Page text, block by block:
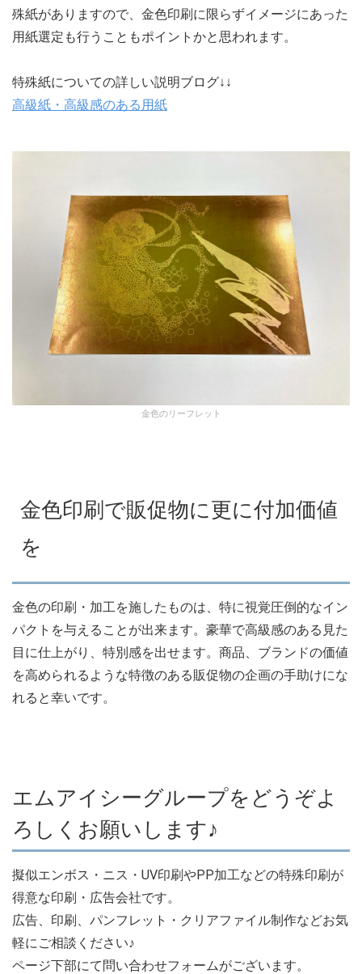
殊紙がありますので、金色印刷に限らずイメージにあった
用紙選定も行うこともポイントかと思われます。
特殊紙についての詳しい説明ブログ↓↓
高級紙・高級感のある用紙
金色のリーフレット
金色印刷で販促物に更に付加価値
を
金色の印刷・加工を施したものは、特に視覚圧倒的なイン
パクトを与えることが出来ます。豪華で高級感のある見た
目に仕上がり、特別感を出せます。商品、ブランドの価値
を高められるような特徴のある販促物の企画の手助けにな
れると幸いです。
エムアイシーグループをどうぞよ
ろしくお願いします♪
擬似エンボス・ニス・UV印刷やPP加工などの特殊印刷が
得意な印刷・広告会社です。
広告、印刷、パンフレット・クリアファイル制作などお気
軽にご相談ください♪
ページ下部にて問い合わせフォームがございます。